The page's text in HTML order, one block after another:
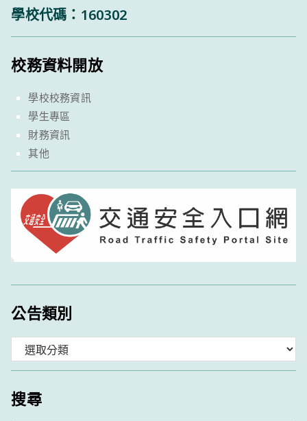
學校代碼：160302
校務資料開放
學校校務資訊
學生專區
財務資訊
其他
公告類別
類
搜尋